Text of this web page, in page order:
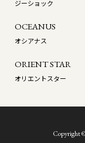
ジーショック
OCEANUS
オシアナス
ORIENT STAR
オリエントスター
Copyright